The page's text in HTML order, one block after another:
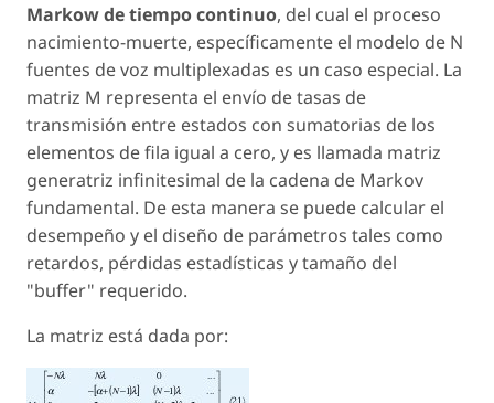
Markow de tiempo continuo, del cual el proceso
nacimiento-muerte, específicamente el modelo de N
fuentes de voz multiplexadas es un caso especial. La
matriz M representa el envío de tasas de
transmisión entre estados con sumatorias de los
elementos de fila igual a cero, y es llamada matriz
generatriz infinitesimal de la cadena de Markov
fundamental. De esta manera se puede calcular el
desempeño y el diseño de parámetros tales como
retardos, pérdidas estadísticas y tamaño del
"buffer" requerido.
La matriz está dada por: